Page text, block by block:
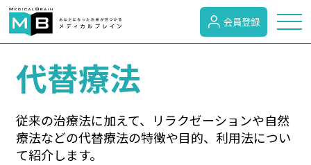
トピックス
症状検索
会員登録
代替療法
従来の治療法に加えて、リラクゼーションや自然
療法などの代替療法の特徴や目的、利用法につい
て紹介します。